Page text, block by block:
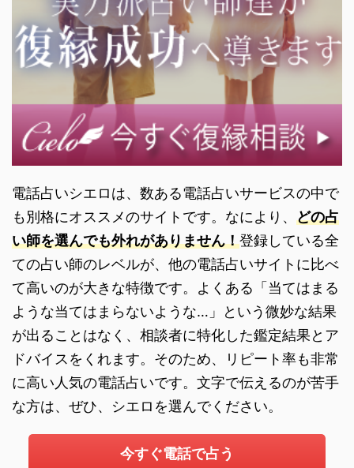
電話占いシエロは、数ある電話占いサービスの中で
も別格にオススメのサイトです。なにより、 どの占
い師を選んでも外れがありません！登録している全
ての占い師のレベルが、他の電話占いサイトに比べ
て高いのが大きな特徴です。よくある「当てはまる
ような当てはまらないような…」という微妙な結果
が出ることはなく、相談者に特化した鑑定結果とア
ドバイスをくれます。そのため、リピート率も非常
に高い人気の電話占いです。文字で伝えるのが苦手
な方は、ぜひ、シエロを選んでください。
今すぐ電話で占う